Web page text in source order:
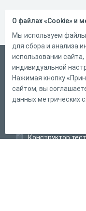
Русский
Справка
Форма обратной
Конструктор
О файлах «Cookie» и
Мы используем файлы
для сбора и анализа
использовании
индивидуальной
Нажимая кнопку
сайтом, вы
данных метрических